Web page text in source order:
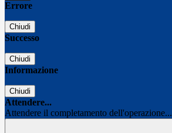
Errore
Chiudi
Successo
Chiudi
Informazione
Chiudi
Attendere...
Attendere il completamento dell'operazione...